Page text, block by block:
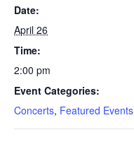
Date:
April 26
Time:
2:00 pm
Event Categories:
Concerts, Featured Events